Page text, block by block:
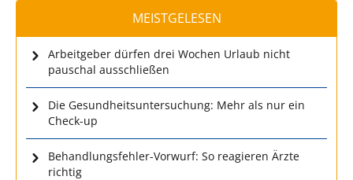
MEISTGELESEN
Arbeitgeber dürfen drei Wochen Urlaub nicht
pauschal ausschließen
Die Gesundheitsuntersuchung: Mehr als nur ein
Check-up
Behandlungsfehler-Vorwurf: So reagieren Ärzte
richtig